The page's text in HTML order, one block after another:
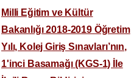
Milli Eğitim ve Kültür
Bakanlığı 2018-2019 Öğretim
Yılı, Kolej Giriş Sınavları’nın,
1'inci Basamağı (KGS-1) İle